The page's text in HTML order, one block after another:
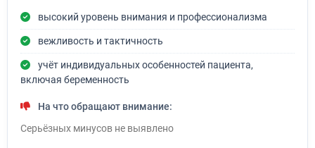
высокий уровень внимания и профессионализма
вежливость и тактичность
учёт индивидуальных особенностей пациента,
включая беременность
На что обращают внимание:
Серьёзных минусов не выявлено